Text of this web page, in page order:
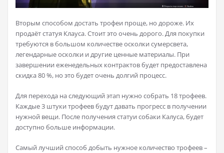
Вторым способом достать трофеи проще, но дороже. Их
продаёт статуя Клауса. Стоит это очень дорого. Для покупки
требуются в большом количестве осколки сумерсвета,
легендарные осколки и другие ценные материалы. При
завершении еженедельных контрактов будет предоставлена
скидка 80 %, но это будет очень долгий процесс.
Для перехода на следующий этап нужно собрать 18 трофеев.
Каждые 3 штуки трофеев будут давать прогресс в получении
нужной вещи. После получения статуи собаки Калуса, будет
доступно больше информации.
Самый лучший способ добыть нужное количество трофеев –